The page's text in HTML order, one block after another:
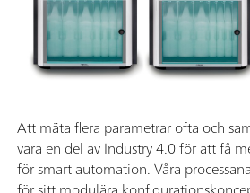
Att mäta flera parametrar ofta och
vara en del av Industry 4.0 för att få
för smart automation. Våra